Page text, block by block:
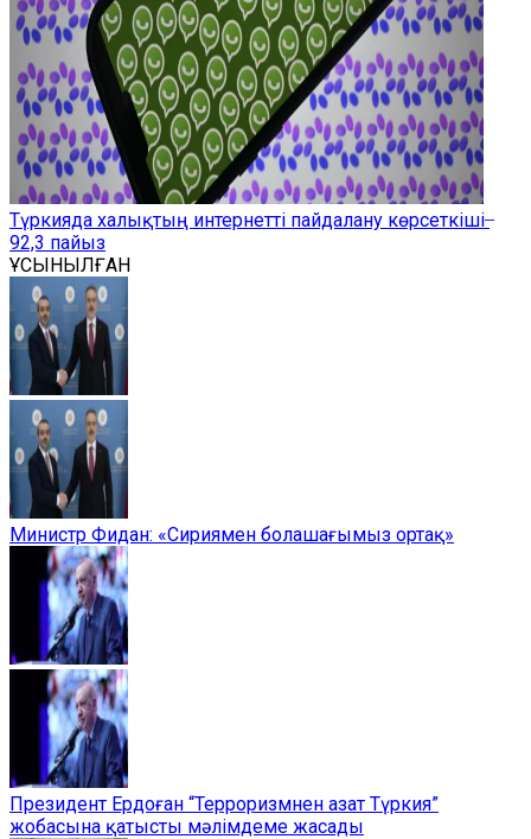
Түркияда халықтың интернетті пайдалану көрсеткіші ̶
92,3 пайыз
ҰСЫНЫЛҒАН
Министр Фидан: «Сириямен болашағымыз ортақ»
Президент Ердоған “Терроризмнен азат Түркия”
жобасына қатысты мәлімдеме жасады